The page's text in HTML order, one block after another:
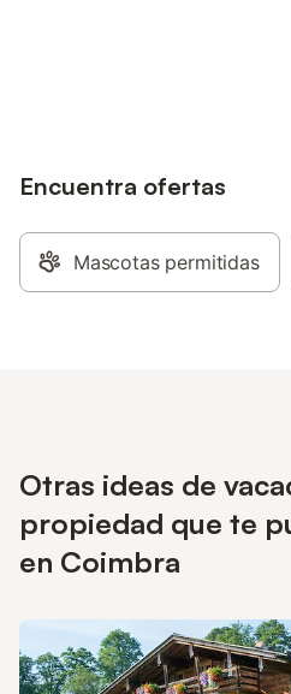
Encuentra ofertas
Mascotas permitidas
Otras ideas de
propiedad que te
en Coimbra